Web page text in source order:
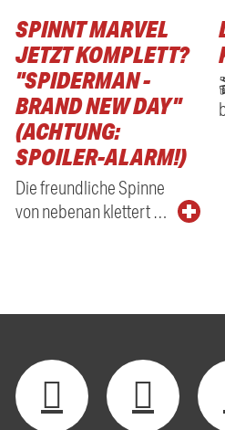
SPINNT MARVEL
JETZT KOMPLETT?
"SPIDERMAN -
BRAND NEW DAY"
(ACHTUNG:
SPOILER-ALARM!)
Die freundliche Spinne
von nebenan klettert …